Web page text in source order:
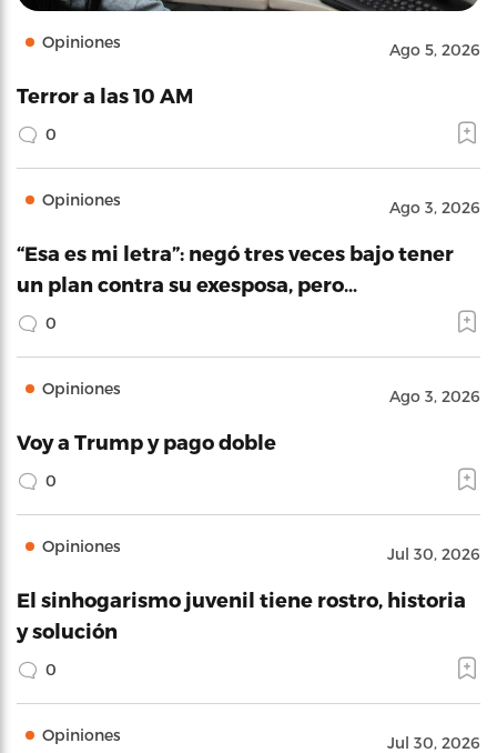
Opiniones Ago 5, 2026
Terror a las 10 AM
0
Opiniones Ago 3, 2026
“Esa es mi letra”: negó tres veces bajo tener
un plan contra su exesposa, pero…
0
Opiniones Ago 3, 2026
Voy a Trump y pago doble
0
Opiniones Jul 30, 2026
El sinhogarismo juvenil tiene rostro, historia
y solución
0
Opiniones Jul 30, 2026